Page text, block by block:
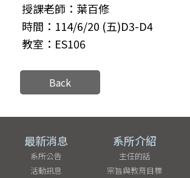
授課老師：葉百修
時間：114/6/20 (五)D3-D4
教室：ES106
Back
最新消息
系所公告
活動訊息
系所介紹
主任的話
宗旨與教育目標